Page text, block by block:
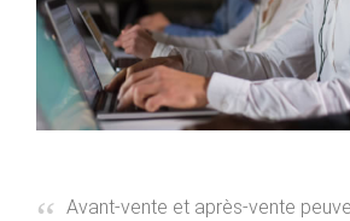
Avant-vente et après-vente